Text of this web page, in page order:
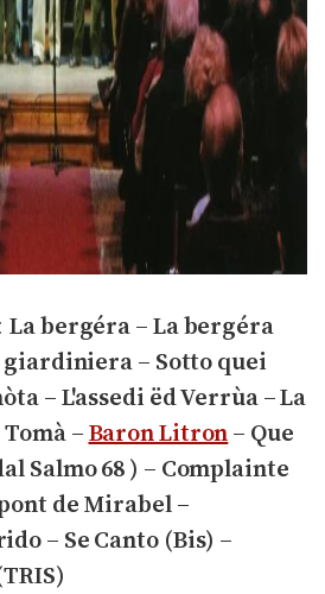
La bergéra – La bergéra
giardiniera – Sotto quei
– L'assedi ëd Verrùa – La
–Baron Litron– Que
Salmo 68 ) – Complainte
de Mirabel –
– Se Canto (Bis) –